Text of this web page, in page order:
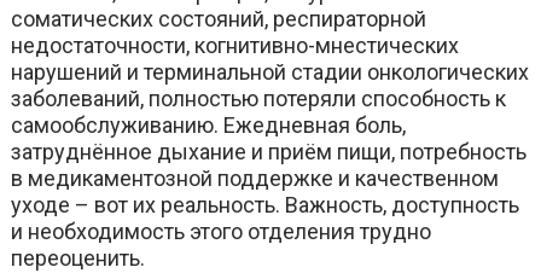
соматических состояний, респираторной
недостаточности, когнитивно-мнестических
нарушений и терминальной стадии онкологических
заболеваний, полностью потеряли способность к
самообслуживанию. Ежедневная боль,
затруднённое дыхание и приём пищи, потребность
в медикаментозной поддержке и качественном
уходе – вот их реальность. Важность, доступность
и необходимость этого отделения трудно
переоценить.